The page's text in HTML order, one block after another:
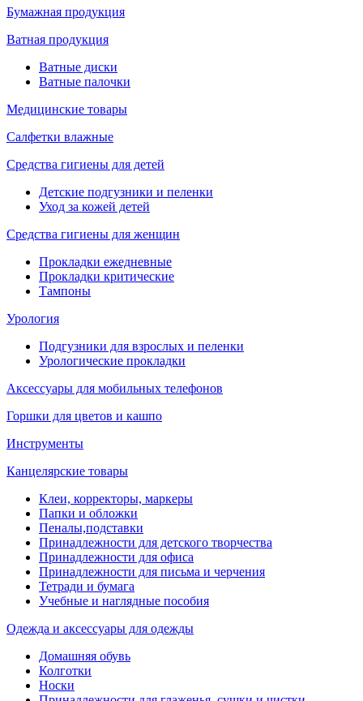
Бумажная продукция
Ватная продукция
Ватные диски
Ватные палочки
Медицинские товары
Салфетки влажные
Средства гигиены для детей
Детские подгузники и пеленки
Уход за кожей детей
Средства гигиены для женщин
Прокладки ежедневные
Прокладки критические
Тампоны
Урология
Подгузники для взрослых и пеленки
Урологические прокладки
Аксессуары для мобильных телефонов
Горшки для цветов и кашпо
Инструменты
Канцелярские товары
Клеи, корректоры, маркеры
Папки и обложки
Пеналы,подставки
Принадлежности для детского творчества
Принадлежности для офиса
Принадлежности для письма и черчения
Тетради и бумага
Учебные и наглядные пособия
Одежда и аксессуары для одежды
Домашняя обувь
Колготки
Носки